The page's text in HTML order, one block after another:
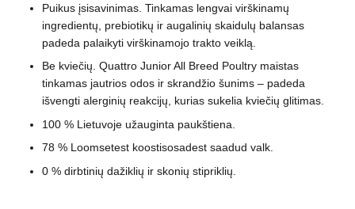
Puikus įsisavinimas. Tinkamas lengvai virškinamų
ingredientų, prebiotikų ir augalinių skaidulų balansas
padeda palaikyti virškinamojo trakto veiklą.
Be kviečių. Quattro Junior All Breed Poultry maistas
tinkamas jautrios odos ir skrandžio šunims – padeda
išvengti alerginių reakcijų, kurias sukelia kviečių glitimas.
100 % Lietuvoje užauginta paukštiena.
78 % Loomsetest koostisosadest saadud valk.
0 % dirbtinių dažiklių ir skonių stipriklių.